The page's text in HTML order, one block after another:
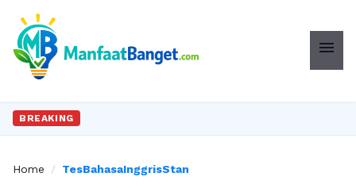
menu
BREAKING
Home / TesBahasaInggrisStan